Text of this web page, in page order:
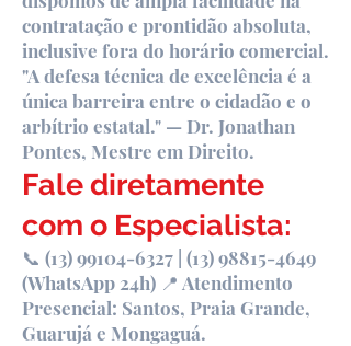
contratação e prontidão absoluta,
inclusive fora do horário comercial.
"A defesa técnica de excelência é a
única barreira entre o cidadão e o
arbítrio estatal." — Dr. Jonathan
Pontes, Mestre em Direito.
Fale diretamente
com o Especialista:
📞 (13) 99104-6327 (13) 98815-4649
(WhatsApp 24h) 📍 Atendimento
Presencial: Santos, Praia Grande,
Guarujá e Mongaguá.